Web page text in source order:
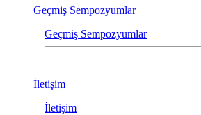
Geçmiş Sempozyumlar
Geçmiş Sempozyumlar
İletişim
İletişim